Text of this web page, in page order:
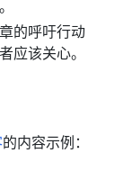
的呼吁行动
应该关心。
的内容示例：